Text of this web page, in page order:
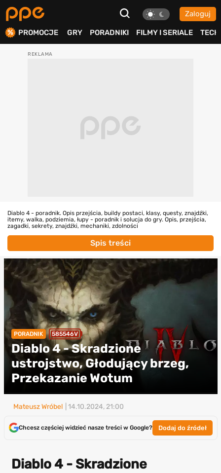
Zaloguj
PROMOCJE GRY PORADNIKI FILMY I SERIALE TECH
Diablo 4 - poradnik. Opis przejścia, buildy postaci, klasy, questy, znajdźki,
itemy, walka, podziemia, łupy - poradnik i solucja do gry. Opis, przejścia,
zagadki, sekrety, znajdźki, mechaniki, zdolności
Spis treści
PORADNIK 585546V
Diablo 4 - Skradzione
ustrojstwo, Głodujący brzeg,
Przekazanie Wotum
Mateusz Wróbel | 14.10.2024, 21:00
Chcesz częściej widzieć nasze treści w Google? Dodaj do źródeł
Diablo 4 - Skradzione